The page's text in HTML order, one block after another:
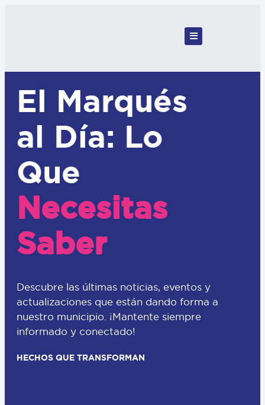
El Marqués
al Día: Lo
Que
Necesitas
Saber
Descubre las últimas noticias, eventos y
actualizaciones que están dando forma a
nuestro municipio. ¡Mantente siempre
informado y conectado!
HECHOS QUE TRANSFORMAN